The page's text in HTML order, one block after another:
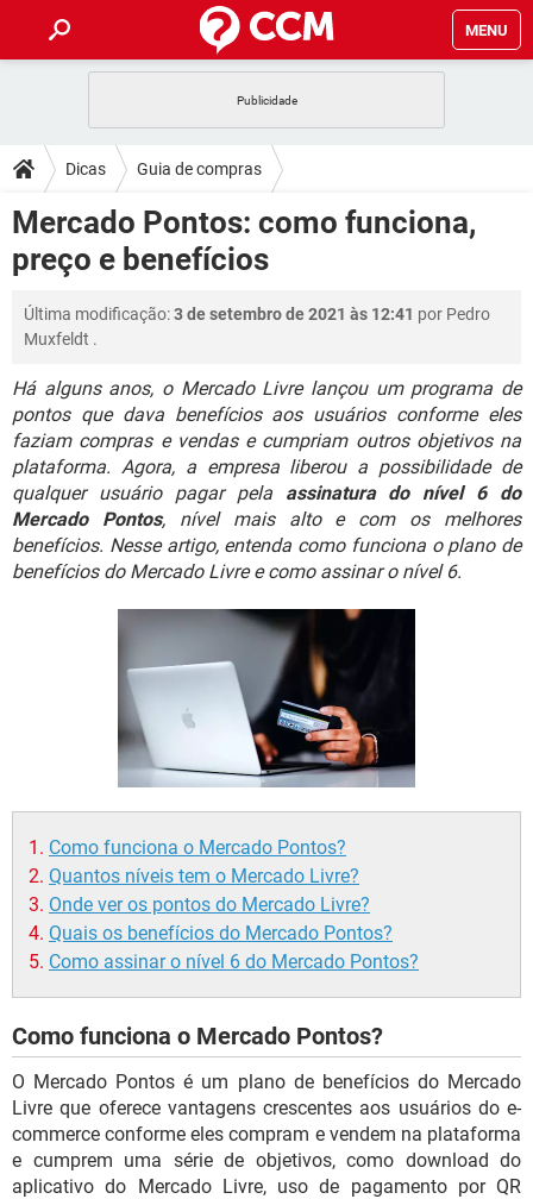
MENU
CELULAR
OUTLOOK EXCEL
INSTAGRAM
DICAS
JOGOS
CELULAR FACEBOOK
OUTLOOK
INSTAGRAM GMAIL
DOWNLOADS
JOGOS
OUTLOOK
INSTAGRAM GMAIL
GUIA DE COMPRAS
FÓRUM
JOGOS WHATSAPP
OUTLOOK EXCEL
INSTAGRAM GMAIL
GUIA DE COMPRAS
GLOSSÁRIO
JOGOS WHATSAPP
CELULAR FACEBOOK
OUTLOOK EXCEL
INSTAGRAM GMAIL
GUIA DE COMPRAS
Dicas Guia de compras
Mercado Pontos: como funciona,
preço e benefícios
Última modificação:3 de setembro de 2021 às 12:41 por Pedro
Muxfeldt .
Há alguns anos, o Mercado Livre lançou um programa de
pontos que dava benefícios aos usuários conforme eles
faziam compras e vendas e cumpriam outros objetivos na
plataforma. Agora, a empresa liberou a possibilidade de
qualquer usuário pagar pela assinatura do nível 6 do
Mercado Pontos, nível mais alto e com os melhores
benefícios. Nesse artigo, entenda como funciona o plano de
benefícios do Mercado Livre e como assinar o nível 6.
Como funciona o Mercado Pontos?
Quantos níveis tem o Mercado Livre?
Onde ver os pontos do Mercado Livre?
Quais os benefícios do Mercado Pontos?
Como assinar o nível 6 do Mercado Pontos?
Como funciona o Mercado Pontos?
O Mercado Pontos é um plano de benefícios do Mercado
Livre que oferece vantagens crescentes aos usuários do e-
commerce conforme eles compram e vendem na plataforma
e cumprem uma série de objetivos, como download do
aplicativo do Mercado Livre, uso de pagamento por QR